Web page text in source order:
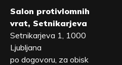
Salon protivlomnih
vrat, Setnikarjeva
Setnikarjeva 1, 1000
Ljubljana
po dogovoru, za obisk